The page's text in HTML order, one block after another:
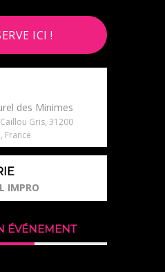
ICI !
des Minimes
Gris, 31200
France
IMPRO
ÉVÉNEMENT